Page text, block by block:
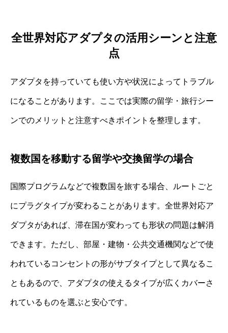
全世界対応アダプタの活用シーンと注意
点
アダプタを持っていても使い方や状況によってトラブル
になることがあります。ここでは実際の留学・旅行シー
ンでのメリットと注意すべきポイントを整理します。
複数国を移動する留学や交換留学の場合
国際プログラムなどで複数国を旅する場合、ルートごと
にプラグタイプが変わることがあります。全世界対応ア
ダプタがあれば、滞在国が変わっても形状の問題は解消
できます。ただし、部屋・建物・公共交通機関などで使
われているコンセントの形がサブタイプとして異なるこ
ともあるので、アダプタの使えるタイプが広くカバーさ
れているものを選ぶと安心です。